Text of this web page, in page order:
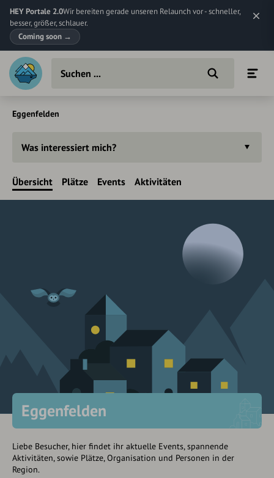
HEY Portale 2.0Wir bereiten gerade unseren Relaunch vor - schneller,
besser, größer, schlauer.
Coming soon →
Eggenfelden
Was interessiert mich?
Übersicht Plätze Events Aktivitäten
Eggenfelden
Liebe Besucher, hier findet ihr aktuelle Events, spannende
Aktivitäten, sowie Plätze, Organisation und Personen in der
Region.